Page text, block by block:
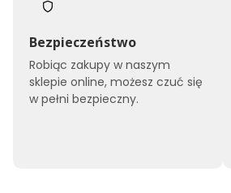
Bezpieczeństwo
Robiąc zakupy w naszym
sklepie online, możesz czuć się
w pełni bezpieczny.